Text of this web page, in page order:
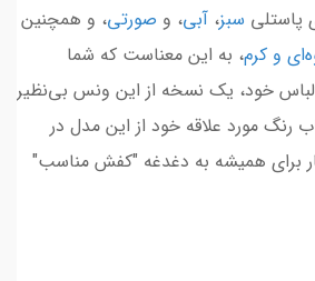
پاستلی سبز، آبی، و صورتی، و همچنین
و کرم، به این معناست که شما
خود، یک نسخه از این ونس بی‌نظیر
رنگ مورد علاقه خود از این مدل در
برای همیشه به دغدغه "کفش مناسب"